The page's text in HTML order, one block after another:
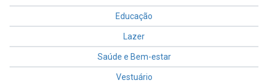
Educação
Lazer
Saúde e Bem-estar
Vestuário